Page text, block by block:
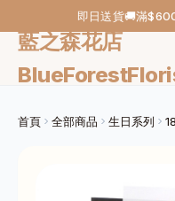
即日送貨🚚滿
藍之森花店
首頁 全部商品 生日系列